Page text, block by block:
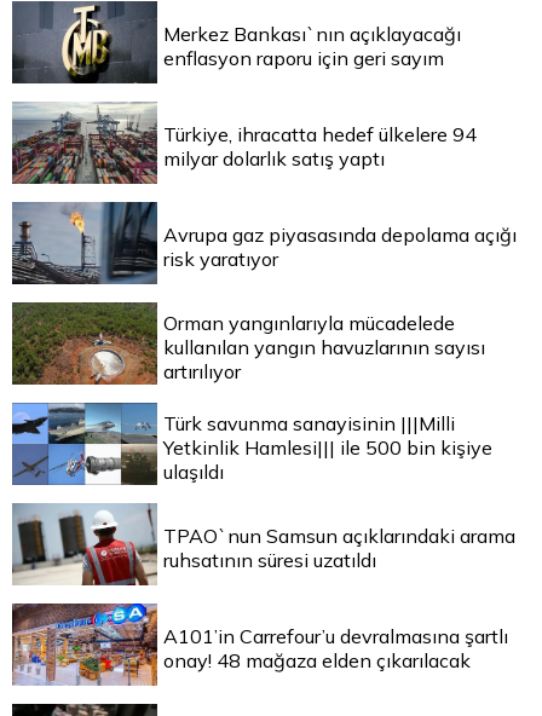
Merkez Bankası`nın açıklayacağı
enflasyon raporu için geri sayım
Türkiye, ihracatta hedef ülkelere 94
milyar dolarlık satış yaptı
Avrupa gaz piyasasında depolama açığı
risk yaratıyor
Orman yangınlarıyla mücadelede
kullanılan yangın havuzlarının sayısı
artırılıyor
Türk savunma sanayisinin |||Milli
Yetkinlik Hamlesi||| ile 500 bin kişiye
ulaşıldı
TPAO`nun Samsun açıklarındaki arama
ruhsatının süresi uzatıldı
A101’in Carrefour’u devralmasına şartlı
onay! 48 mağaza elden çıkarılacak